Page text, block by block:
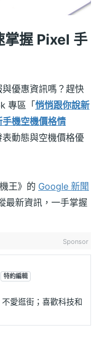
掌握 Pixel 手
優惠資訊嗎？趕快
專區「 悄悄跟你說新
機空機價格情
動態與空機價格優
王》的 Google 新聞
最新資訊，一手掌握
Sponsor
特約編輯
愛逛街；喜歡科技和